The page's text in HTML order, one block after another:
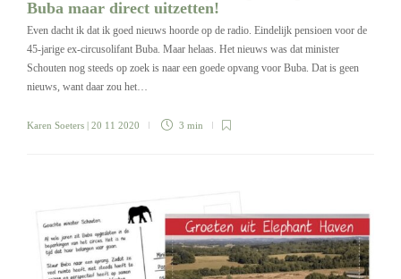
Buba maar direct uitzetten!
Even dacht ik dat ik goed nieuws hoorde op de radio. Eindelijk pensioen voor de
45-jarige ex-circusolifant Buba. Maar helaas. Het nieuws was dat minister
Schouten nog steeds op zoek is naar een goede opvang voor Buba. Dat is geen
nieuws, want daar zou het…
Karen Soeters | 20 11 2020 3 min